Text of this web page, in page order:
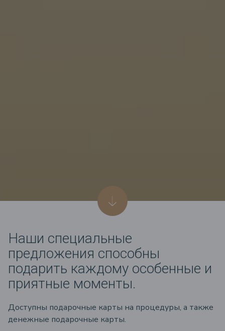
Наши cпециальные
предложения способны
подарить каждому особенные и
приятные моменты.
Доступны подарочные карты на процедуры, а также
денежные подарочные карты.